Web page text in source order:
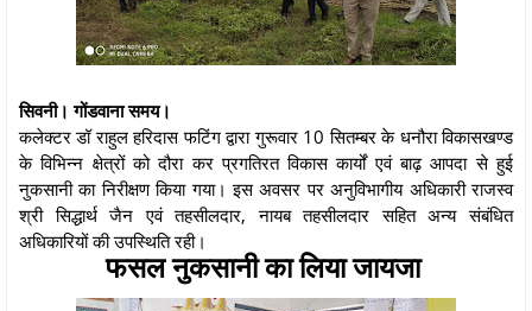
सिवनी। गोंडवाना समय।
कलेक्टर डॉ राहुल हरिदास फटिंग द्वारा गुरूवार 10 सितम्बर के धनौरा विकासखण्ड
के विभिन्न क्षेत्रों को दौरा कर प्रगतिरत विकास कार्यों एवं बाढ़ आपदा से हुई
नुकसानी का निरीक्षण किया गया। इस अवसर पर अनुविभागीय अधिकारी राजस्व
श्री सिद्धार्थ जैन एवं तहसीलदार, नायब तहसीलदार सहित अन्य संबंधित
अधिकारियों की उपस्थिति रही।
फसल नुकसानी का लिया जायजा